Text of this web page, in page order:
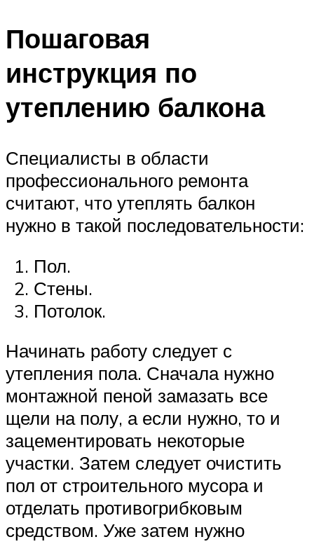
Пошаговая
инструкция по
утеплению балкона
Специалисты в области
профессионального ремонта
считают, что утеплять балкон
нужно в такой последовательности:
Пол.
Стены.
Потолок.
Начинать работу следует с
утепления пола. Сначала нужно
монтажной пеной замазать все
щели на полу, а если нужно, то и
зацементировать некоторые
участки. Затем следует очистить
пол от строительного мусора и
отделать противогрибковым
средством. Уже затем нужно